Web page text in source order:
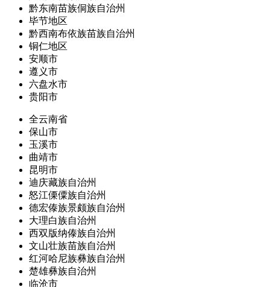
黔东南苗族侗族自治州
毕节地区
黔西南布依族苗族自治州
铜仁地区
安顺市
遵义市
六盘水市
贵阳市
全云南省
保山市
玉溪市
曲靖市
昆明市
迪庆藏族自治州
怒江傈僳族自治州
德宏傣族景颇族自治州
大理白族自治州
西双版纳傣族自治州
文山壮族苗族自治州
红河哈尼族彝族自治州
楚雄彝族自治州
临沧市